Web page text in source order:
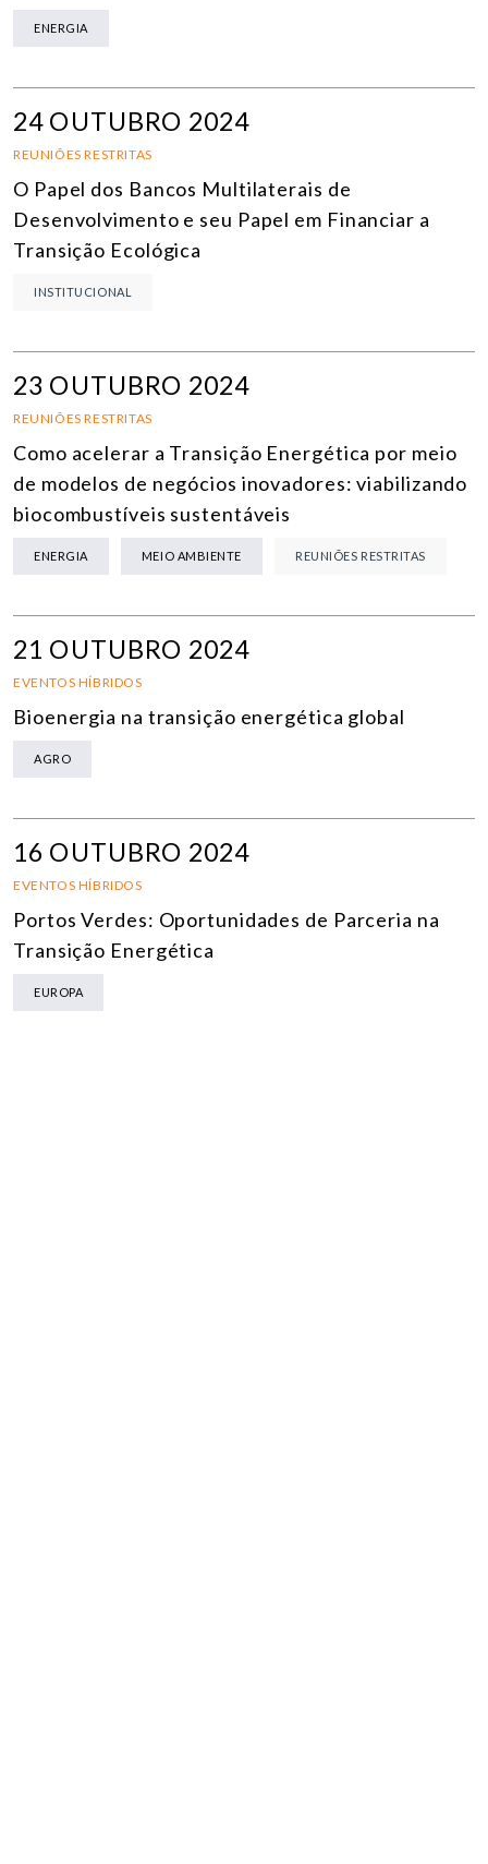
ENERGIA
24 OUTUBRO 2024
REUNIÕES RESTRITAS
O Papel dos Bancos Multilaterais de
Desenvolvimento e seu Papel em Financiar a
Transição Ecológica
INSTITUCIONAL
23 OUTUBRO 2024
REUNIÕES RESTRITAS
Como acelerar a Transição Energética por meio
de modelos de negócios inovadores: viabilizando
biocombustíveis sustentáveis
ENERGIA MEIO AMBIENTE REUNIÕES RESTRITAS
21 OUTUBRO 2024
EVENTOS HÍBRIDOS
Bioenergia na transição energética global
AGRO
16 OUTUBRO 2024
EVENTOS HÍBRIDOS
Portos Verdes: Oportunidades de Parceria na
Transição Energética
EUROPA